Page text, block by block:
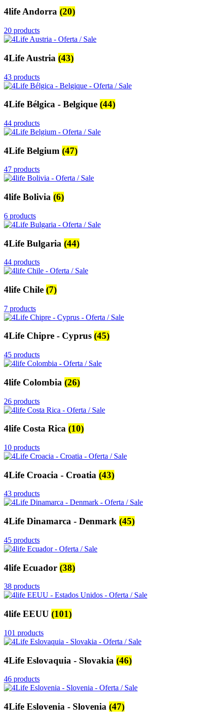
4life Andorra (20)
20 products
4Life Austria (43)
43 products
4Life Bélgica - Belgique (44)
44 products
4Life Belgium (47)
47 products
4life Bolivia (6)
6 products
4Life Bulgaria (44)
44 products
4life Chile (7)
7 products
4Life Chipre - Cyprus (45)
45 products
4life Colombia (26)
26 products
4life Costa Rica (10)
10 products
4Life Croacia - Croatia (43)
43 products
4Life Dinamarca - Denmark (45)
45 products
4life Ecuador (38)
38 products
4life EEUU (101)
101 products
4Life Eslovaquia - Slovakia (46)
46 products
4Life Eslovenia - Slovenia (47)